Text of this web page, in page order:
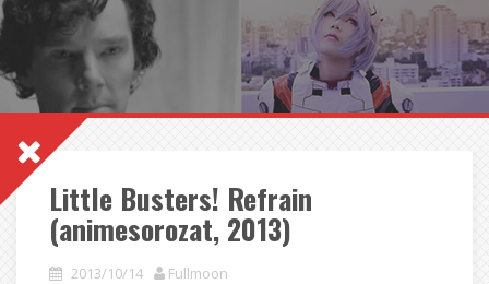
Little Busters! Refrain
(animesorozat, 2013)
2013/10/14 Fullmoon